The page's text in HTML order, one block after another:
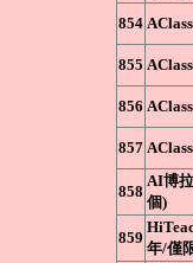
854
855
856
857
858
AI博
個)
859
年/僅